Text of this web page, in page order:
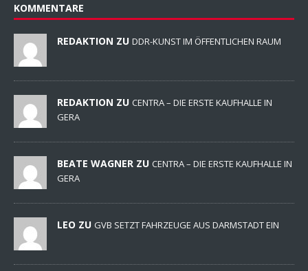
KOMMENTARE
REDAKTION ZU DDR-KUNST IM ÖFFENTLICHEN RAUM
REDAKTION ZU CENTRA – DIE ERSTE KAUFHALLE IN
GERA
BEATE WAGNER ZU CENTRA – DIE ERSTE KAUFHALLE IN
GERA
LEO ZU GVB SETZT FAHRZEUGE AUS DARMSTADT EIN